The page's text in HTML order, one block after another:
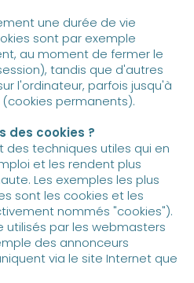
une durée de vie
sont par exemple
au moment de fermer le
tandis que d'autres
l'ordinateur, parfois jusqu'à
permanents).
des cookies ?
des techniques utiles qui en
et les rendent plus
Les exemples les plus
sont les cookies et les
nommés "cookies").
utilisés par les webmasters
des annonceurs
via le site Internet que